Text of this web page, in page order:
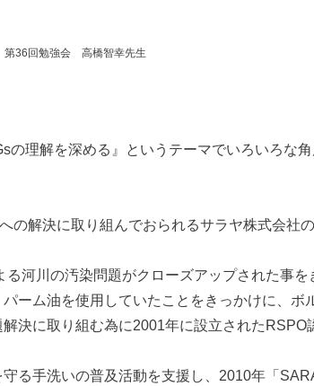
第36回勉強会 高橋智幸先生
理解を深める』というテーマでいろいろな
解決に取り組んでおられるサラヤ株式会社
河川の汚染問題がクローズアップされた事を
ーム油を使用していたことをきっかけに、ボ
決に取り組む為に2001年に設立された
る手洗いの普及活動を支援し、2010年「